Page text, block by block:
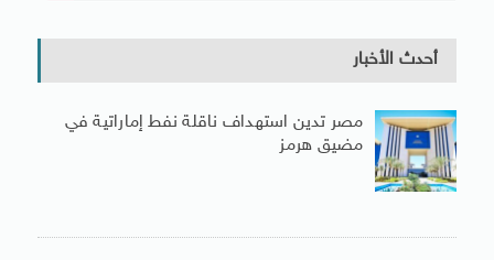
أحدث الأخبار
مصر تدين استهداف ناقلة نفط إماراتية في
مضيق هرمز